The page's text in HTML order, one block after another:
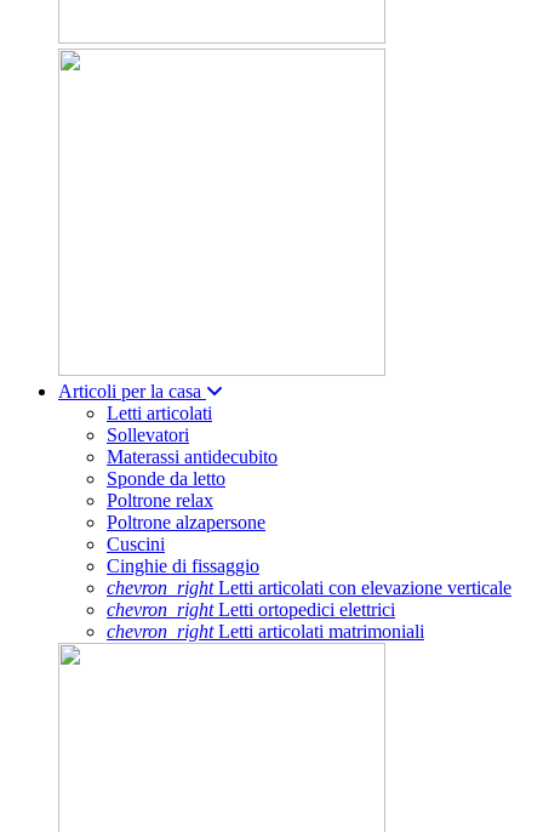
Articoli per la casa
Letti articolati
Sollevatori
Materassi antidecubito
Sponde da letto
Poltrone relax
Poltrone alzapersone
Cuscini
Cinghie di fissaggio
chevron_rightLetti articolati con elevazione verticale
chevron_rightLetti ortopedici elettrici
chevron_rightLetti articolati matrimoniali